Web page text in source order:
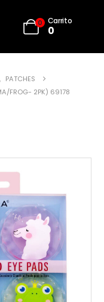
0 Carrito
0
, PATCHES
FROG- 2PK) 69178